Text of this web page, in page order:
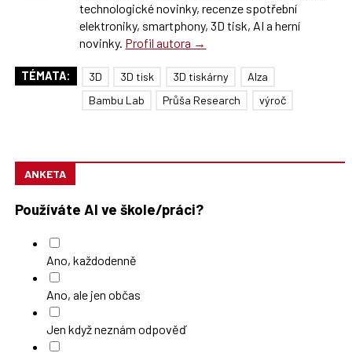
technologické novinky, recenze spotřební
elektroniky, smartphony, 3D tisk, AI a herní
novinky. Profil autora →
TÉMATA: 3D 3D tisk 3D tiskárny
Alza
Bambu Lab
Průša Research výroč
ANKETA
Používáte AI ve škole/práci?
Ano, každodenně
Ano, ale jen občas
Jen když neznám odpověď